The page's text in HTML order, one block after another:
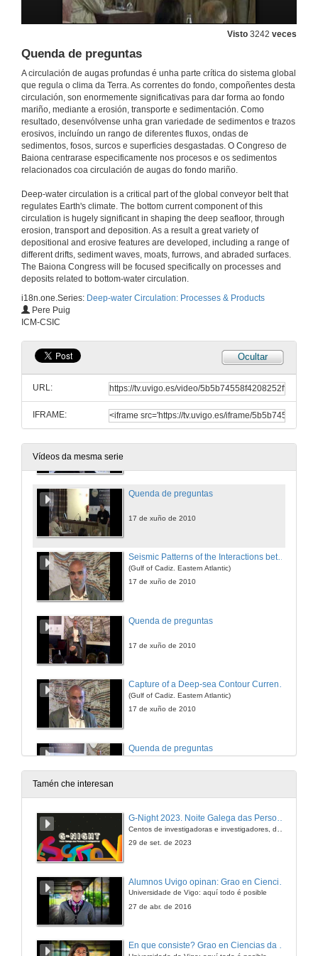
Visto 3242 veces
Quenda de preguntas
A circulación de augas profundas é unha parte crítica do sistema global
que regula o clima da Terra. As correntes do fondo, compoñentes desta
circulación, son enormemente significativas para dar forma ao fondo
mariño, mediante a erosión, transporte e sedimentación. Como
resultado, desenvólvense unha gran variedade de sedimentos e trazos
erosivos, incluíndo un rango de diferentes fluxos, ondas de
sedimentos, fosos, surcos e superficies desgastadas. O Congreso de
Baiona centrarase especificamente nos procesos e os sedimentos
relacionados coa circulación de augas do fondo mariño.
Deep-water circulation is a critical part of the global conveyor belt that
regulates Earth's climate. The bottom current component of this
circulation is hugely significant in shaping the deep seafloor, through
erosion, transport and deposition. As a result a great variety of
depositional and erosive features are developed, including a range of
different drifts, sediment waves, moats, furrows, and abraded surfaces.
The Baiona Congress will be focused specifically on processes and
deposits related to bottom-water circulation.
i18n.one.Series: Deep-water Circulation: Processes & Products
Pere Puig
ICM-CSIC
Ocultar
URL:
IFRAME:
Vídeos da mesma serie
17 de xuño de 2010
Keynote
17 de xuño de 2010
Quenda de preguntas
17 de xuño de 2010
17 de xuño de 2010
Quenda de preguntas
17 de xuño de 2010
17 de xuño de 2010
Formation of a Basin-wide Bottom Nepheloid Layer in the Western Mediterranean after the Winter 2005 Dense Shelf Water Cascading Event
Quenda de preguntas
17 de xuño de 2010
Seismic Patterns of the Interactions between Gravity Processes and Regional Hydrodynamics on Algarve Margin
(Gulf of Cadiz. Eastern Atlantic)
17 de xuño de 2010
Quenda de preguntas
17 de xuño de 2010
Capture of a Deep-sea Contour Current by a Canyon on the Algarve Margin
(Gulf of Cadiz. Eastern Atlantic)
17 de xuño de 2010
Quenda de preguntas
17 de xuño de 2010
Tamén che interesan
G-Night 2023. Noite Galega das Persoas Investigadoras. Conciencias creativas
29 de set. de 2023
Universidade de Vigo: aquí todo é posible
27 de abr. de 2016
En que consiste? Grao en Ciencias da Linguaxe e Estudos Literarios